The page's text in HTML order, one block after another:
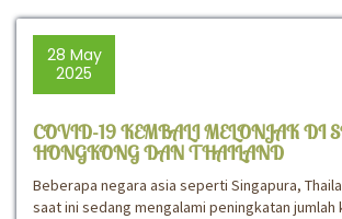
28 May
2025
COVID-19 KEMBALI MELONJAK DI
HONGKONG DAN THAILAND
Beberapa negara asia seperti Singapura,
saat ini sedang mengalami peningkatan jumlah